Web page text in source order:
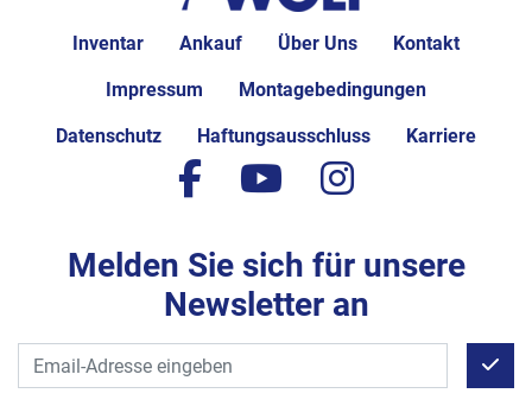
Inventar Ankauf Über Uns Kontakt
Impressum Montagebedingungen
Datenschutz Haftungsausschluss Karriere
facebook
youtubeinstagram
Melden Sie sich für unsere
Newsletter an